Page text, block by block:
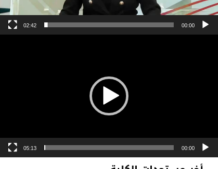
00:00
02:42
00:00
05:13